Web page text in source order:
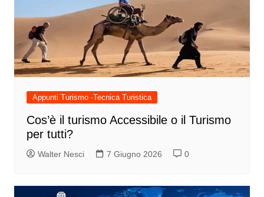
Appunti Turismo -Tecnica Turistica
Cos’è il turismo Accessibile o il Turismo
per tutti?
Walter Nesci 7 Giugno 2026 0